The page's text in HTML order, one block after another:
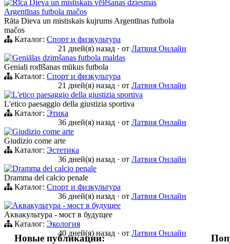
Rīca Dieva un mistiskais vēlēšanas dziesmas
Argentīnas futbola mačos
Rāta Dieva un mistiskais kujrums Argentīnas futbola
mačos
Каталог: Спорт и физкультура
21 дней(я) назад · от Латвия Онлайн
Geniālas dzimšanas futbola maldas
Geniali rodīšanas mūkus futbola
Каталог: Спорт и физкультура
21 дней(я) назад · от Латвия Онлайн
L'etico paesaggio della giustizia sportiva
L'etico paesaggio della giustizia sportiva
Каталог: Этика
36 дней(я) назад · от Латвия Онлайн
Giudizio come arte
Giudizio come arte
Каталог: Эстетика
36 дней(я) назад · от Латвия Онлайн
Dramma del calcio penale
Dramma del calcio penale
Каталог: Спорт и физкультура
36 дней(я) назад · от Латвия Онлайн
Аквакультура - мост в будущее
Аквакультура - мост в будущее
Каталог: Экология
40 дней(я) назад · от Латвия Онлайн
Новые публикации: